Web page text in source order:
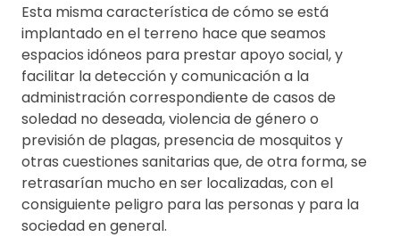
Esta misma característica de cómo se está
implantado en el terreno hace que seamos
espacios idóneos para prestar apoyo social, y
facilitar la detección y comunicación a la
administración correspondiente de casos de
soledad no deseada, violencia de género o
previsión de plagas, presencia de mosquitos y
otras cuestiones sanitarias que, de otra forma, se
retrasarían mucho en ser localizadas, con el
consiguiente peligro para las personas y para la
sociedad en general.